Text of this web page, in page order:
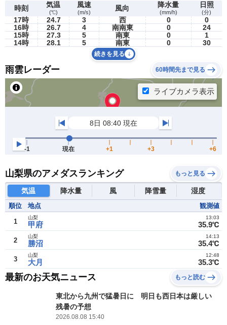
時刻 気温
(℃)
風速
(m/s) 風向 降水量
(mm/h)
日照
(分)
17時 24.7 3 西 0
0
16時
26.7 4 南南東 0
24
15時
27.3 5 南東 0
1
14時
28.1 5 南東 0 30
続きを見る
雨雲レーダー 60時間先まで見る
山梨県のアメダスランキング もっと見る
気温 降水量 風 降雪量 湿度
順位 地点 観測値
1 甲府
山梨
35.9℃
13:03
2 勝沼
山梨
35.4℃
14:13
3 大月
山梨
35.3℃
12:48
最新のお天気ニュース もっと読む
東北から九州で猛暑日に 明日も西日本は厳しい
残暑の予想
2026.08.08 15:40